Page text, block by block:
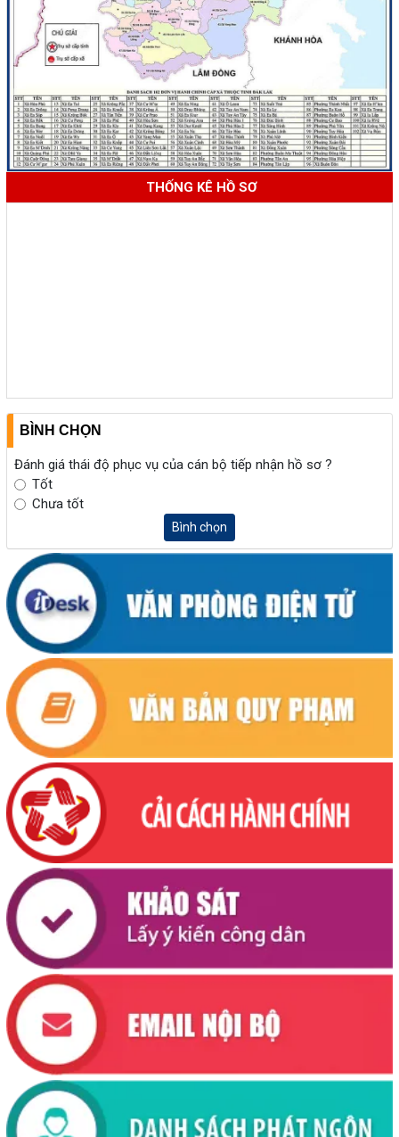
THỐNG KÊ HỒ SƠ
BÌNH CHỌN
Đánh giá thái độ phục vụ của cán bộ tiếp nhận hồ sơ ?
Tốt
Chưa tốt
Bình chọn